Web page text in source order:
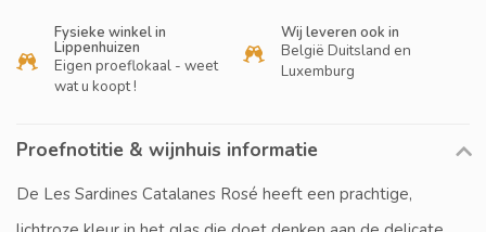
Fysieke winkel in
Lippenhuizen
Eigen proeflokaal - weet
wat u koopt !
Wij leveren ook in
België Duitsland en
Luxemburg
Proefnotitie & wijnhuis informatie
De Les Sardines Catalanes Rosé heeft een prachtige,